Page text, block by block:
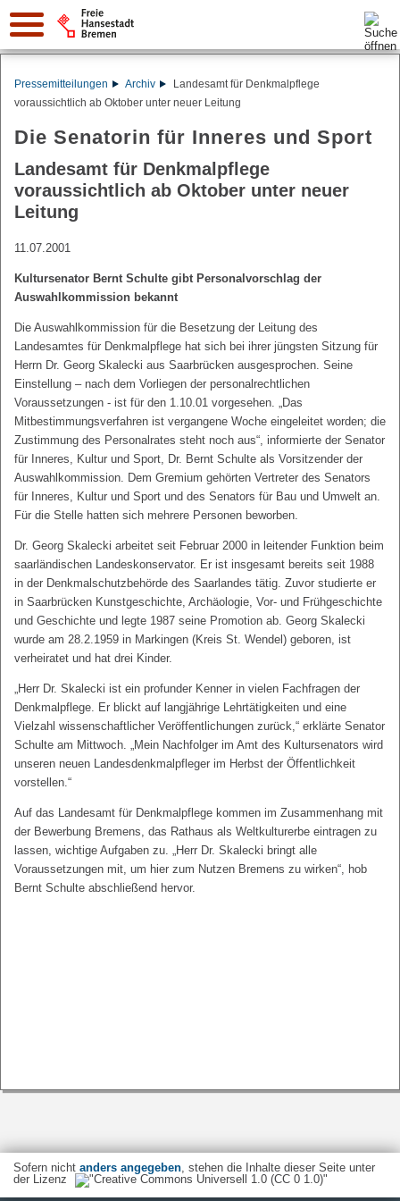
Suche:
Pressemitteilungen Archiv
Landesamt für Denkmalpflege
voraussichtlich ab Oktober unter neuer Leitung
Die Senatorin für Inneres und Sport
Landesamt für Denkmalpflege
voraussichtlich ab Oktober unter neuer
Leitung
11.07.2001
Kultursenator Bernt Schulte gibt Personalvorschlag der
Auswahlkommission bekannt
Die Auswahlkommission für die Besetzung der Leitung des
Landesamtes für Denkmalpflege hat sich bei ihrer jüngsten Sitzung für
Herrn Dr. Georg Skalecki aus Saarbrücken ausgesprochen. Seine
Einstellung – nach dem Vorliegen der personalrechtlichen
Voraussetzungen - ist für den 1.10.01 vorgesehen. „Das
Mitbestimmungsverfahren ist vergangene Woche eingeleitet worden; die
Zustimmung des Personalrates steht noch aus“, informierte der Senator
für Inneres, Kultur und Sport, Dr. Bernt Schulte als Vorsitzender der
Auswahlkommission. Dem Gremium gehörten Vertreter des Senators
für Inneres, Kultur und Sport und des Senators für Bau und Umwelt an.
Für die Stelle hatten sich mehrere Personen beworben.
Dr. Georg Skalecki arbeitet seit Februar 2000 in leitender Funktion beim
saarländischen Landeskonservator. Er ist insgesamt bereits seit 1988
in der Denkmalschutzbehörde des Saarlandes tätig. Zuvor studierte er
in Saarbrücken Kunstgeschichte, Archäologie, Vor- und Frühgeschichte
und Geschichte und legte 1987 seine Promotion ab. Georg Skalecki
wurde am 28.2.1959 in Markingen (Kreis St. Wendel) geboren, ist
verheiratet und hat drei Kinder.
„Herr Dr. Skalecki ist ein profunder Kenner in vielen Fachfragen der
Denkmalpflege. Er blickt auf langjährige Lehrtätigkeiten und eine
Vielzahl wissenschaftlicher Veröffentlichungen zurück,“ erklärte Senator
Schulte am Mittwoch. „Mein Nachfolger im Amt des Kultursenators wird
unseren neuen Landesdenkmalpfleger im Herbst der Öffentlichkeit
vorstellen.“
Auf das Landesamt für Denkmalpflege kommen im Zusammenhang mit
der Bewerbung Bremens, das Rathaus als Weltkulturerbe eintragen zu
lassen, wichtige Aufgaben zu. „Herr Dr. Skalecki bringt alle
Voraussetzungen mit, um hier zum Nutzen Bremens zu wirken“, hob
Bernt Schulte abschließend hervor.
Sofern nicht anders angegeben, stehen die Inhalte dieser Seite unter
der Lizenz